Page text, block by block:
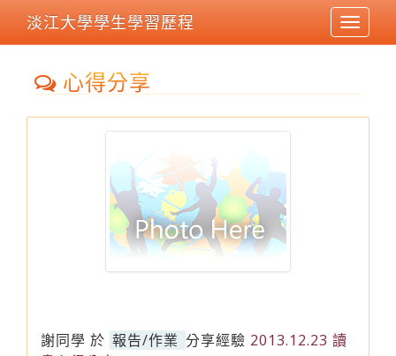
Toggle
淡江大學學生學習歷程
心得分享
謝同學 於 報告/作業 分享經驗 2013.12.23 讀